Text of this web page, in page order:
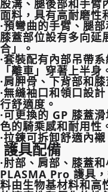
股溝、腿後部和手臂
面料，具有高耐磨性
·預彎曲的手臂、腿
膝蓋部位設有多向延
合」。
·套裝配有內部吊帶
「離車」穿著上半身
·肩胛骨、下背部和
·無縫袖口和領口設
行舒適度。
·可更換的 GP 膝蓋
色的騎乘感和耐用性
·拉鍊可拆卸舒適內
護具配備
·肘部、肩部、膝蓋
PLASMA Pro 護具
料由生物基材料和高